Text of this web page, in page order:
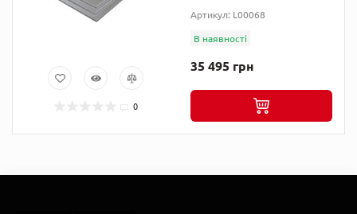
0
Артикул: L00068
В наявності
35 495 грн